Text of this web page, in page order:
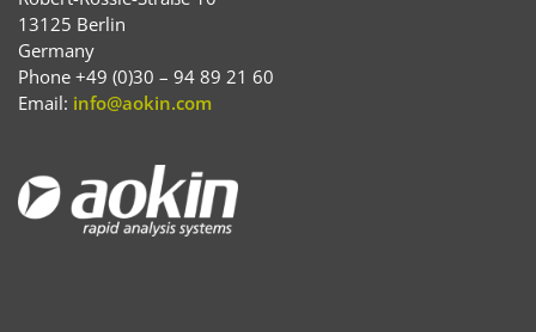
13125 Berlin
Germany
Phone +49 (0)30 – 94 89 21 60
Email: info@aokin.com